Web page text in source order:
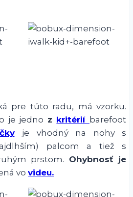
pre túto radu, má vzorku.
je jedno z kritérií barefoot
je vhodný na nohy s
palcom a tiež s
prstom. Ohybnosť je
vo videu.